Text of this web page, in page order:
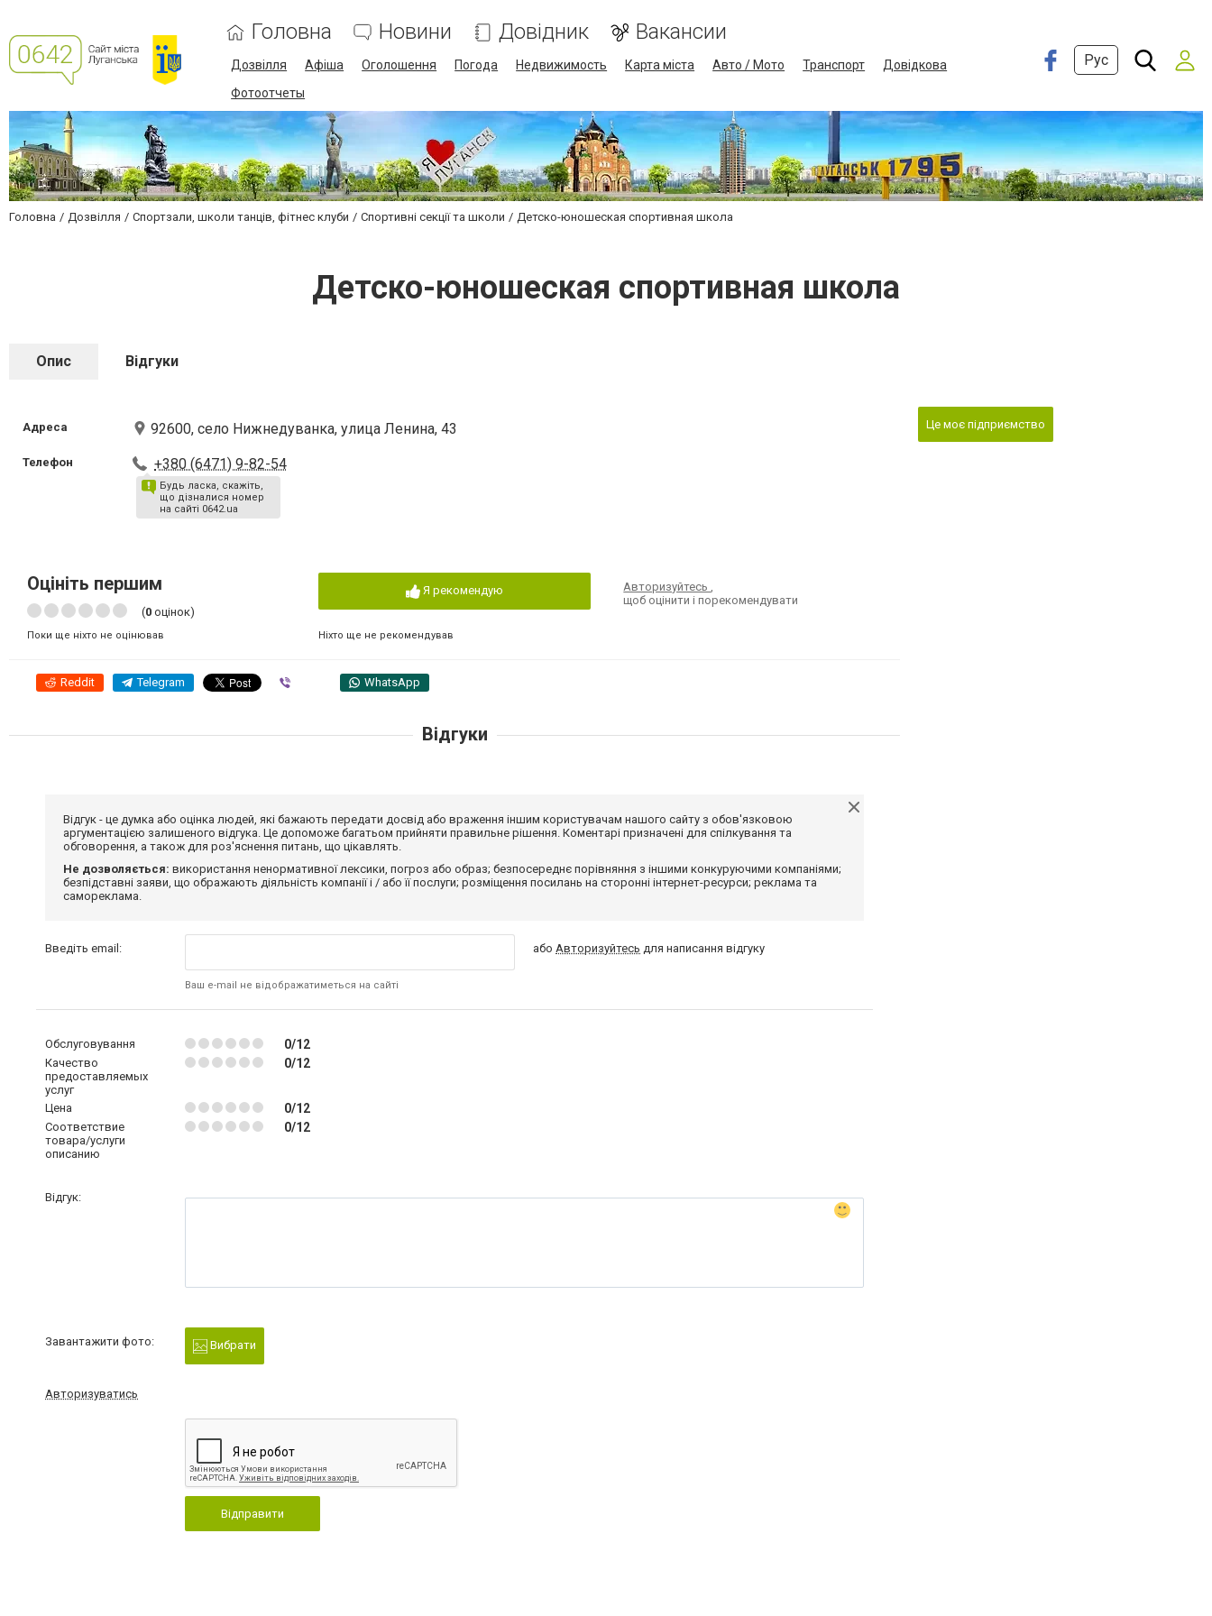
Головна Новини Довідник Вакансии
Дозвілля Афіша Оголошення Погода Недвижимость Карта міста Авто / Мото Транспорт
Довідкова
Фотоотчеты
Рус
Головна Дозвілля Спортзали, школи танців, фітнес клуби Спортивні секції та школи Детско-юношеская спортивная школа
Детско-юношеская спортивная школа
Опис Відгуки
Адреса 92600, село Нижнедуванка, улица Ленина, 43
Телефон +380 (6471) 9-82-54
Будь ласка, скажіть,
що дізналися номер
на сайті 0642.ua
Оцініть першим
(0 оцінок)
Поки ще ніхто не оцінював
Я рекомендую
Ніхто ще не рекомендував
Авторизуйтесь,
щоб оцінити і порекомендувати
Reddit Telegram WhatsApp
Це моє підприємство
Відгуки
Відгук - це думка або оцінка людей, які бажають передати досвід або враження іншим користувачам нашого сайту з обов'язковою
аргументацією залишеного відгука. Це допоможе багатьом прийняти правильне рішення. Коментарі призначені для спілкування та
обговорення, а також для роз'яснення питань, що цікавлять.
Не дозволяється: використання ненормативної лексики, погроз або образ; безпосереднє порівняння з іншими конкуруючими компаніями;
безпідставні заяви, що ображають діяльність компанії і / або її послуги; розміщення посилань на сторонні інтернет-ресурси; реклама та
самореклама.
Введіть email:
Ваш e-mail не відображатиметься на сайті
абоАвторизуйтесь для написання відгуку
Обслуговування 0/12
Качество
предоставляемых
услуг
0/12
Цена 0/12
Соответствие
товара/услуги
описанию
0/12
Відгук:
Завантажити фото: Вибрати
Авторизуватись
Відправити